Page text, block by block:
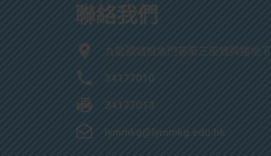
聯絡我們
九龍觀塘鯉魚門邨第三座鯉興樓地下
34177010
34177013
lymmkg@lymmkg.edu.hk